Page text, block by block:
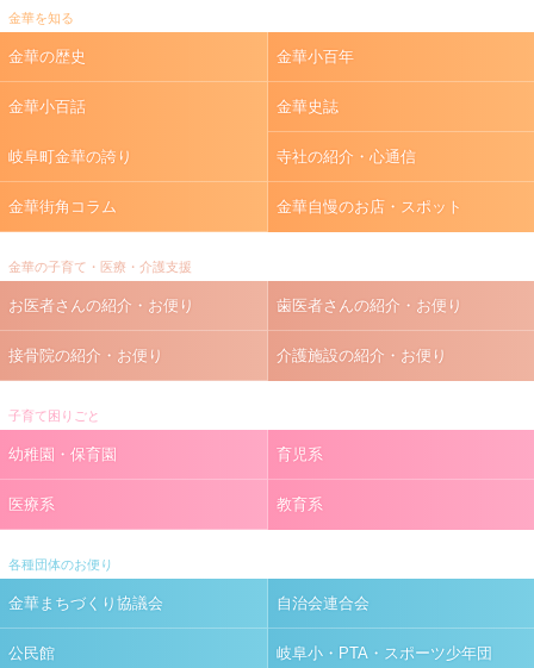
金華を知る
金華の歴史 金華小百年
金華小百話 金華史誌
岐阜町金華の誇り 寺社の紹介・心通信
金華街角コラム 金華自慢のお店・スポット
金華の子育て・医療・介護支援
お医者さんの紹介・お便り 歯医者さんの紹介・お便り
接骨院の紹介・お便り 介護施設の紹介・お便り
子育て困りごと
幼稚園・保育園 育児系
医療系 教育系
各種団体のお便り
金華まちづくり協議会 自治会連合会
公民館 岐阜小・PTA・スポーツ少年団